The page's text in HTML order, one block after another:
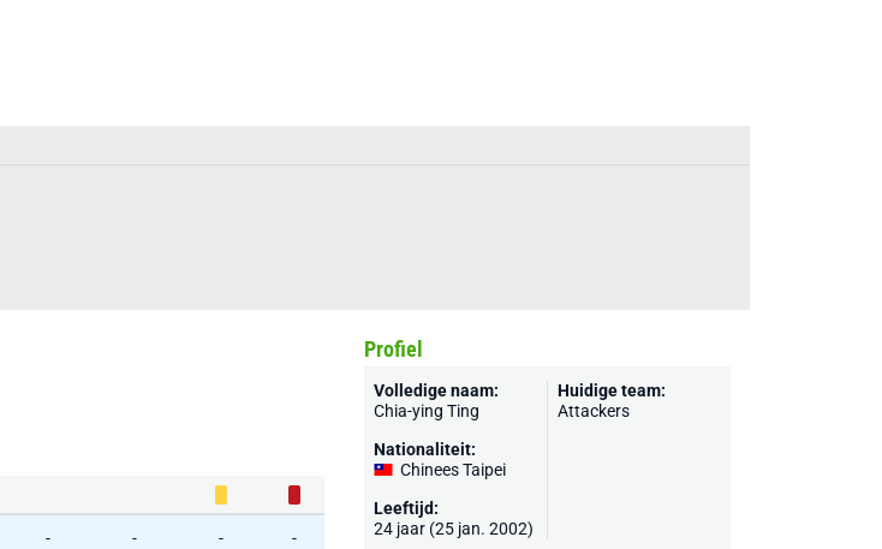
- - - -
Profiel
Volledige naam:
Chia-ying Ting
Nationaliteit:
Chinees Taipei
Leeftijd:
24 jaar (25 jan. 2002)
Huidige team:
Attackers